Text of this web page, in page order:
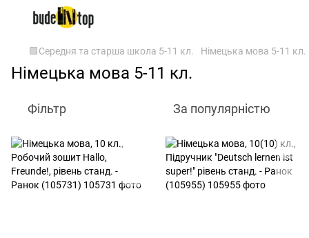
🟩Середня та старша школа 5-11 кл. Німецька мова 5-11 кл.
Німецька мова 5-11 кл.
Фільтр За популярністю